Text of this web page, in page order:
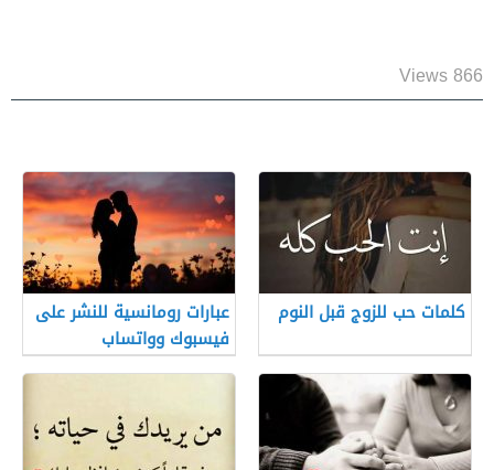
866 Views
كلمات حب للزوج قبل النوم
عبارات رومانسية للنشر على
فيسبوك وواتساب